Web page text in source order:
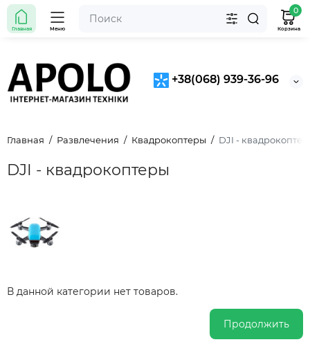
+38(068) 939-36-96
Главная Меню
0
Корзина
Главная Развлечения Квадрокоптеры DJI -
DJI - квадрокоптеры
В данной категории нет товаров.
Продолжить